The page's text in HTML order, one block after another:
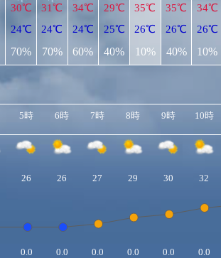
30℃
24℃
70%
31℃
24℃
70%
34℃
24℃
60%
29℃
25℃
40%
35℃
26℃
10%
35℃
26℃
40%
34℃
26℃
10%
5時 6時 7時 8時 9時 10時
26 26 27 29 30 32
0.0 0.0 0.0 0.0 0.0 0.0